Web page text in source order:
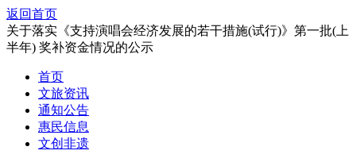
返回首页
关于落实《支持演唱会经济发展的若干措施(试行)》第一批(上
半年) 奖补资金情况的公示
首页
文旅资讯
通知公告
惠民信息
文创非遗